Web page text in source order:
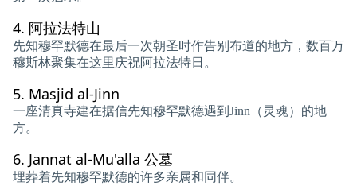
4. 阿拉法特山
先知穆罕默德在最后一次朝圣时作告别布道的地方，数百万
穆斯林聚集在这里庆祝阿拉法特日。
5. Masjid al-Jinn
一座清真寺建在据信先知穆罕默德遇到Jinn（灵魂）的地
方。
6. Jannat al-Mu'alla 公墓
埋葬着先知穆罕默德的许多亲属和同伴。